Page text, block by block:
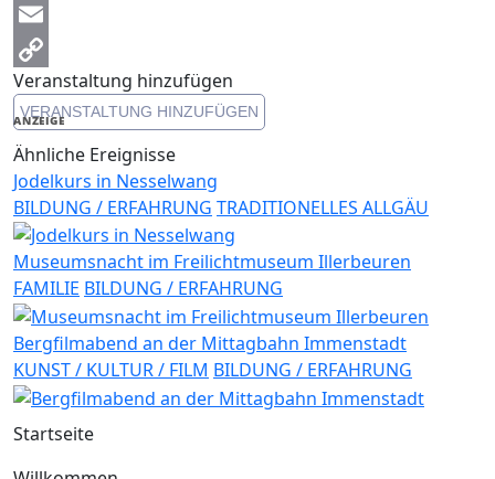
Messenger
Email
Copy
Link
Veranstaltung hinzufügen
VERANSTALTUNG HINZUFÜGEN
ANZEIGE
Ähnliche Ereignisse
Jodelkurs in Nesselwang
BILDUNG / ERFAHRUNG TRADITIONELLES ALLGÄU
Museumsnacht im Freilichtmuseum Illerbeuren
FAMILIE BILDUNG / ERFAHRUNG
Bergfilmabend an der Mittagbahn Immenstadt
KUNST / KULTUR / FILM BILDUNG / ERFAHRUNG
Startseite